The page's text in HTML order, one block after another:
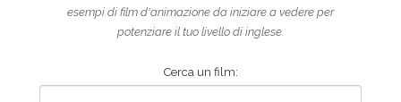
esempi di film d'animazione da iniziare a vedere per
potenziare il tuo livello di inglese.
Cerca un film: